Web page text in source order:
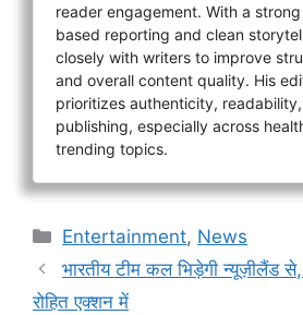
reader engagement. With a
based reporting and clean
closely with writers to improve
and overall content quality. His
prioritizes authenticity,
publishing, especially across
trending topics.
Categories
Entertainment, News
भारतीय टीम कल भिड़ेगी न्यूज़ीलैंड
रोहित एक्शन में